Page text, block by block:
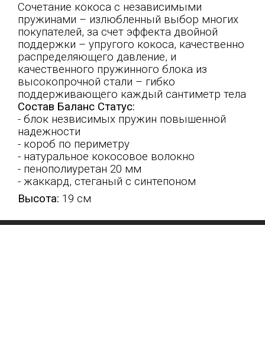
Сочетание кокоса с независимыми
пружинами – излюбленный выбор многих
покупателей, за счет эффекта двойной
поддержки – упругого кокоса, качественно
распределяющего давление, и
качественного пружинного блока из
высокопрочной стали – гибко
поддерживающего каждый сантиметр тела
Состав Баланс Статус:
- блок незвисимых пружин повышенной
надежности
- короб по периметру
- натуральное кокосовое волокно
- пенополиуретан 20 мм
- жаккард, стеганый с синтепоном
Высота: 19 см